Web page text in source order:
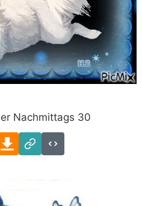
Nachmittags 30
WhatsAppDownload
Link
Code